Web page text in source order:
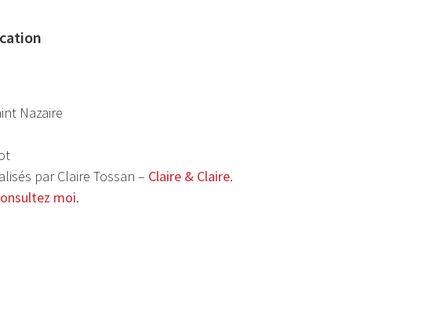
Nazaire
par Claire Tossan – Claire & Claire.
moi.